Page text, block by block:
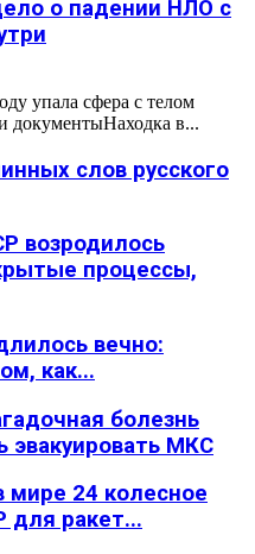
о падении НЛО с
упала сфера с телом
документыНаходка в...
слов русского
возродилось
процессы,
вечно:
как...
болезнь
эвакуировать МКС
24 колесное
для ракет...